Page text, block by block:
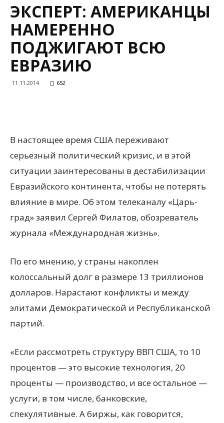
ЭКСПЕРТ: АМЕРИКАНЦЫ
НАМЕРЕННО
ПОДЖИГАЮТ ВСЮ
ЕВРАЗИЮ
11.11.2014 652
В настоящее время США переживают
серьезный политический кризис, и в этой
ситуации заинтересованы в дестабилизации
Евразийского континента, чтобы не потерять
влияние в мире. Об этом телеканалу «Царь-
град» заявил Сергей Филатов, обозреватель
журнала «Международная жизнь».
По его мнению, у страны накоплен
колоссальный долг в размере 13 триллионов
долларов. Нарастают конфликты и между
элитами Демократической и Республиканской
партий.
«Если рассмотреть структуру ВВП США, то 10
процентов — это высокие технология, 20
проценты — производство, и все остальное —
услуги, в том числе, банковские,
спекулятивные. А биржы, как говорится,